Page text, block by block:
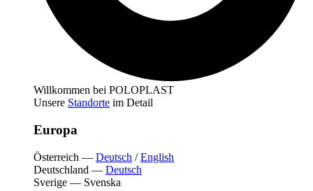
Willkommen bei POLOPLAST
Unsere Standorte im Detail
Europa
Österreich — Deutsch /English
Deutschland — Deutsch
Sverige — Svenska